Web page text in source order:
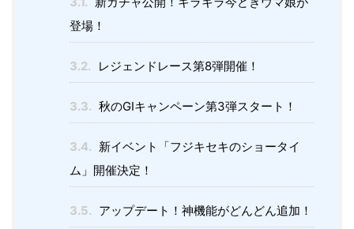
登場！
3.2. レジェンドレース第8弾開催！
3.3. 秋のGⅠキャンペーン第3弾スタート！
3.4. 新イベント「フジキセキのショータイ
ム」開催決定！
3.5. アップデート！神機能がどんどん追加！